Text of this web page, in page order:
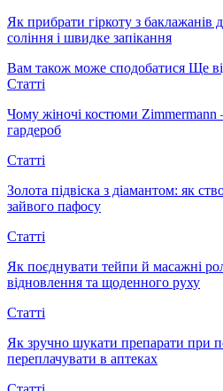
Як прибрати гіркоту з баклажанів
соління і швидке запікання
Вам також може сподобатися Ще
Статті
Чому жіночі костюми Zimmermann
гардероб
Статті
Золота підвіска з діамантом: як
зайвого пафосу
Статті
Як поєднувати тейпи й масажні
відновлення та щоденного руху
Статті
Як зручно шукати препарати при
переплачувати в аптеках